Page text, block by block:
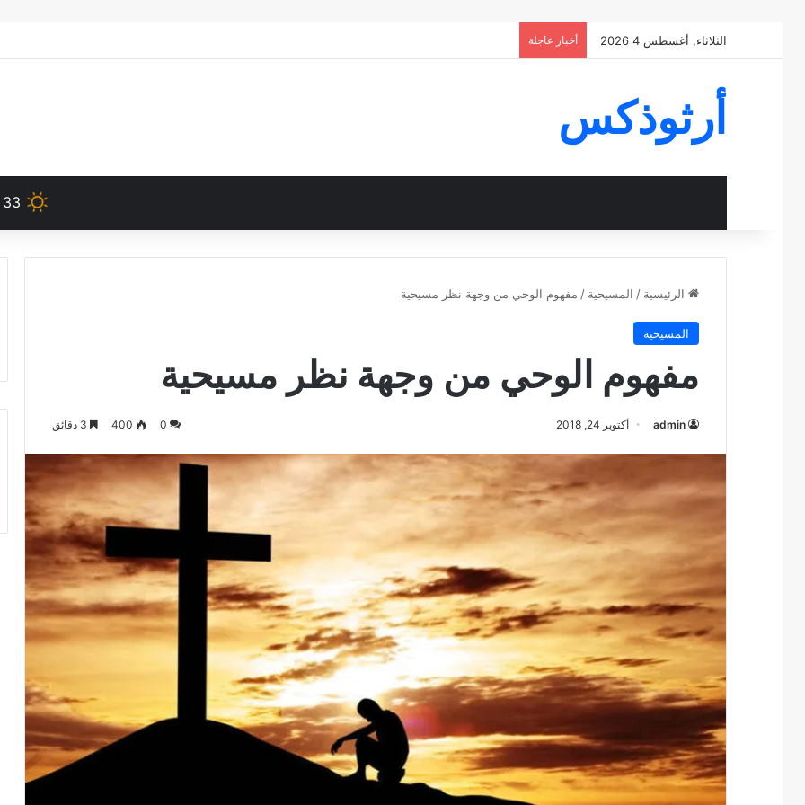
الثلاثاء, أغسطس 4 2026 أخبار عاجلة
أرثوذكس
33
الرئيسية / المسيحية / مفهوم الوحي من وجهة نظر مسيحية
المسيحية
مفهوم الوحي من وجهة نظر مسيحية
admin أكتوبر 24, 2018 0
400